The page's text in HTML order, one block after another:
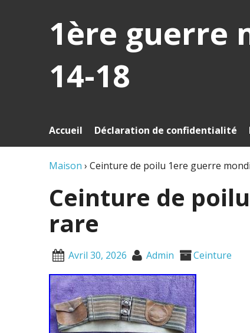
1ère guerre
14-18
Accueil Déclaration de confidentialité
Maison › Ceinture de poilu 1ere guerre
Ceinture de
rare
Avril 30, 2026 Admin Ceinture